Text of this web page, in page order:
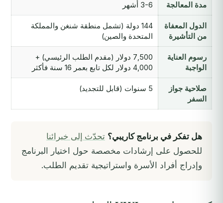
مدة المعالجة 3-6 أشهر
الدول المعفاة
من التأشيرة
144 دولة (تشمل منطقة شنغن والمملكة
المتحدة والصين)
رسوم العناية
الواجبة
7,500 دولار (مقدم الطلب الرئيسي) +
4,000 دولار لكل تابع بعمر 16 سنة فأكثر
صلاحية جواز
السفر
5 سنوات (قابل للتجديد)
هل تفكر في برنامج كاريبي؟ تحدّث إلى خبرائنا
للحصول على إرشادات مخصصة حول اختيار البرنامج
وإدراج أفراد الأسرة واستراتيجية تقديم الطلب.